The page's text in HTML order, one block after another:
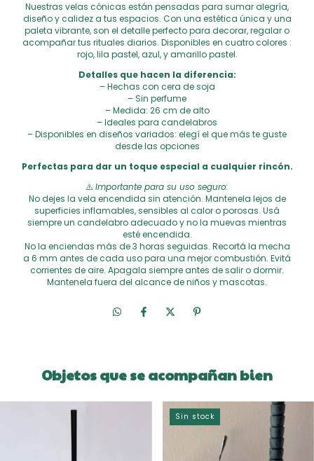
Nuestras velas cónicas están pensadas para sumar alegría,
diseño y calidez a tus espacios. Con una estética única y una
paleta vibrante, son el detalle perfecto para decorar, regalar o
acompañar tus rituales diarios. Disponibles en cuatro colores :
rojo, lila pastel, azul, y amarillo pastel.
Detalles que hacen la diferencia:
– Hechas con cera de soja
– Sin perfume
– Medida: 26 cm de alto
– Ideales para candelabros
– Disponibles en diseños variados: elegí el que más te guste
desde las opciones
Perfectas para dar un toque especial a cualquier rincón.
⚠️Importante para su uso seguro:
No dejes la vela encendida sin atención. Mantenela lejos de
superficies inflamables, sensibles al calor o porosas. Usá
siempre un candelabro adecuado y no la muevas mientras
esté encendida.
No la enciendas más de 3 horas seguidas. Recortá la mecha
a 6 mm antes de cada uso para una mejor combustión. Evitá
corrientes de aire. Apagala siempre antes de salir o dormir.
Mantenela fuera del alcance de niños y mascotas.
Objetos que se acompañan bien
Sin stock